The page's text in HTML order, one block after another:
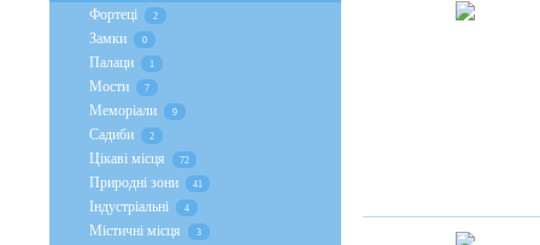
Фортеці 2
Замки 0
Палаци 1
Мости 7
Меморіали 9
Садиби 2
Цікаві місця 72
Природні зони 41
Індустріальні 4
Містичні місця 3